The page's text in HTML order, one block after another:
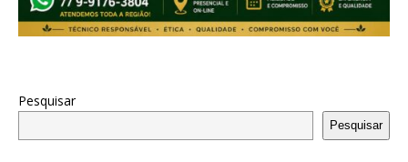
Pesquisar
Pesquisar